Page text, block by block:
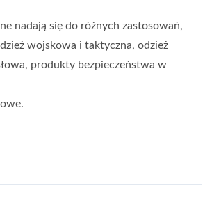
nadają się do różnych zastosowań,
wojskowa i taktyczna, odzież
produkty bezpieczeństwa w